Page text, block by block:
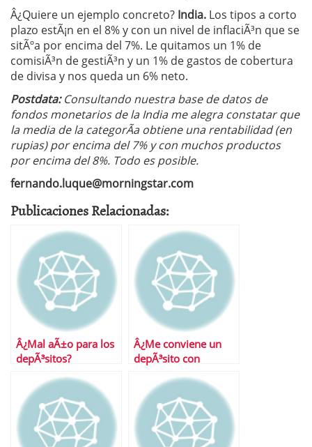
Â¿Quiere un ejemplo concreto? India. Los tipos a corto
plazo estÃ¡n en el 8% y con un nivel de inflaciÃ³n que se
sitÃºa por encima del 7%. Le quitamos un 1% de
comisiÃ³n de gestiÃ³n y un 1% de gastos de cobertura
de divisa y nos queda un 6% neto.
Postdata:Consultando nuestra base de datos de
fondos monetarios de la India me alegra constatar que
la media de la categorÃ­a obtiene una rentabilidad (en
rupias) por encima del 7% y con muchos productos
por encima del 8%. Todo es posible.
fernando.luque@morningstar.com
Publicaciones Relacionadas:
Â¿Mal aÃ±o para los
depÃ³sitos?
Â¿Me conviene un
depÃ³sito con
especie?